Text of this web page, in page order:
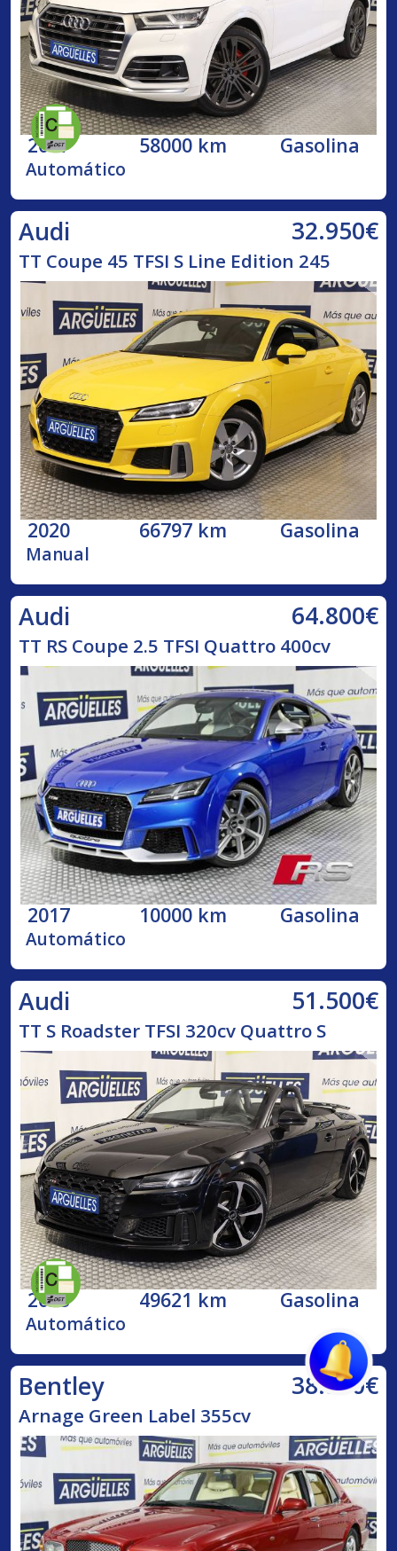
2017 58000 km Gasolina
Automático
Audi 32.950€
TT Coupe 45 TFSI S Line Edition 245
2020 66797 km Gasolina
Manual
Audi 64.800€
TT RS Coupe 2.5 TFSI Quattro 400cv
2017 10000 km Gasolina
Automático
Audi 51.500€
TT S Roadster TFSI 320cv Quattro S
2023 49621 km Gasolina
Automático
Bentley 38.500€
Arnage Green Label 355cv